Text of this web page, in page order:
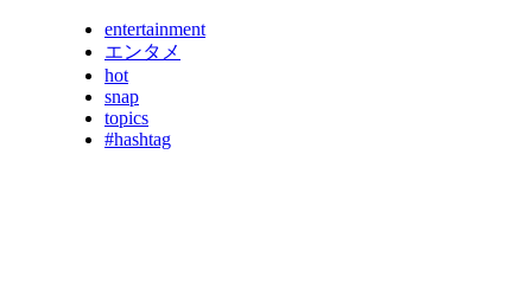
entertainment
エンタメ
hot
snap
topics
#hashtag